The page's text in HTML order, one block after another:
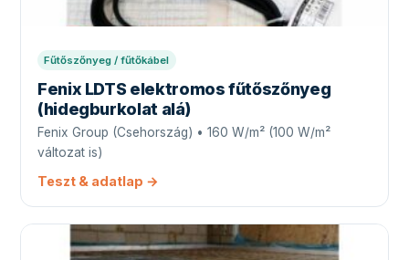
Fűtőszőnyeg / fűtőkábel
Fenix LDTS elektromos fűtőszőnyeg
(hidegburkolat alá)
Fenix Group (Csehország) • 160 W/m² (100 W/m²
változat is)
Teszt & adatlap →